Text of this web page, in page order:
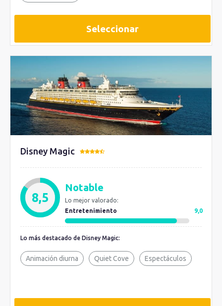
Seleccionar
Disney Magic
8,5
Notable
Lo mejor valorado:
Entretenimiento
9,0
Lo más destacado de Disney Magic:
Animación diurna Quiet Cove Espectáculos